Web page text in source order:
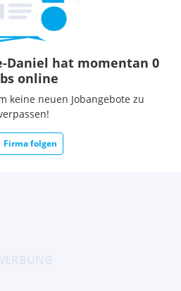
Daniel hat momentan 0
online
keine neuen Jobangebote zu
Firma folgen